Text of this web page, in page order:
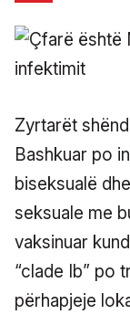
Zyrtarët
Bashkuar po
biseksualë
seksuale me
vaksinuar
“clade Ib” po
përhapjeje